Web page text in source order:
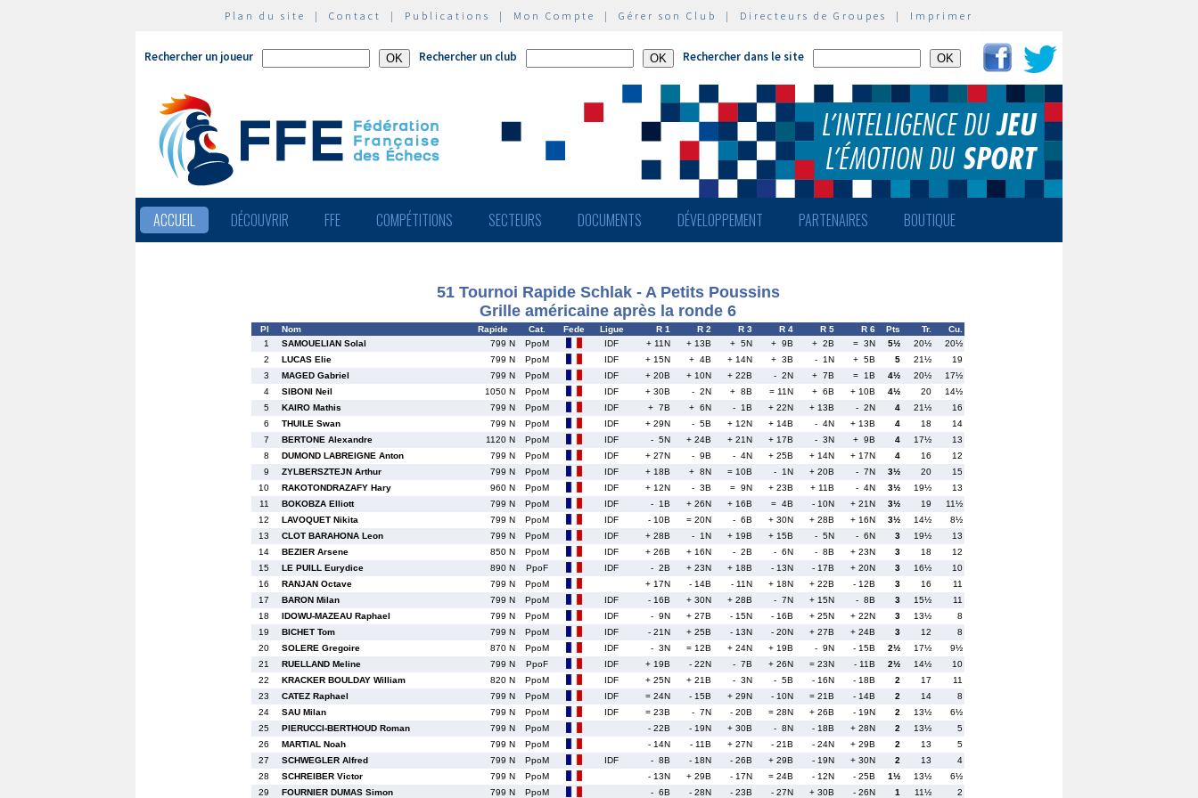
Plan du site | Contact | Publications | Mon Compte | Gérer son Club | Directeurs de Groupes | Imprimer
Rechercher un joueur Rechercher un club Rechercher dans le site
ACCUEIL DÉCOUVRIR FFE COMPÉTITIONS SECTEURS DOCUMENTS DÉVELOPPEMENT PARTENAIRES BOUTIQUE
51 Tournoi Rapide Schlak - A Petits Poussins
Grille américaine après la ronde 6
Pl Nom Rapide Cat. Fede Ligue R 1 R 2 R 3 R 4 R 5 R 6 Pts Tr.
Cu.
1
SAMOUELIAN Solal 799 N PpoM IDF + 11N + 13B + 5N + 9B + 2B = 3N 5½ 20½
20½
2
LUCAS Elie 799 N PpoM IDF + 15N + 4B + 14N + 3B - 1N + 5B 5 21½
19
3
MAGED Gabriel 799 N PpoM IDF + 20B + 10N + 22B - 2N + 7B = 1B 4½ 20½
17½
4
SIBONI Neil 1050 N PpoM IDF + 30B - 2N + 8B = 11N + 6B + 10B 4½ 20
14½
5
KAIRO Mathis 799 N PpoM IDF + 7B + 6N - 1B + 22N + 13B - 2N 4 21½
16
6
THUILE Swan 799 N PpoM IDF + 29N - 5B + 12N + 14B - 4N + 13B 4 18
14
7
BERTONE Alexandre 1120 N PpoM IDF - 5N + 24B + 21N + 17B - 3N + 9B 4 17½
13
8
DUMOND LABREIGNE Anton 799 N PpoM IDF + 27N - 9B - 4N + 25B + 14N + 17N 4 16
12
9
ZYLBERSZTEJN Arthur 799 N PpoM IDF + 18B + 8N = 10B - 1N + 20B - 7N 3½ 20
15
10
RAKOTONDRAZAFY Hary 960 N PpoM IDF + 12N - 3B = 9N + 23B + 11B - 4N 3½ 19½
13
11
BOKOBZA Elliott 799 N PpoM IDF - 1B + 26N + 16B = 4B - 10N + 21N 3½ 19
11½
12
LAVOQUET Nikita 799 N PpoM IDF - 10B = 20N - 6B + 30N + 28B + 16N 3½ 14½
8½
13
CLOT BARAHONA Leon 799 N PpoM IDF + 28B - 1N + 19B + 15B - 5N - 6N 3 19½
13
14
BEZIER Arsene 850 N PpoM IDF + 26B + 16N - 2B - 6N - 8B + 23N 3 18
12
15
LE PUILL Eurydice 890 N PpoF IDF - 2B + 23N + 18B - 13N - 17B + 20N 3 16½
10
16
RANJAN Octave 799 N PpoM + 17N - 14B - 11N + 18N + 22B - 12B 3 16
11
17
BARON Milan 799 N PpoM IDF - 16B + 30N + 28B - 7N + 15N - 8B 3 15½
11
18
IDOWU-MAZEAU Raphael 799 N PpoM IDF - 9N + 27B - 15N - 16B + 25N + 22N 3 13½
8
19
BICHET Tom 799 N PpoM IDF - 21N + 25B - 13N - 20N + 27B + 24B 3 12
8
20
SOLERE Gregoire 870 N PpoM IDF - 3N = 12B + 24N + 19B - 9N - 15B 2½ 17½
9½
21
RUELLAND Meline 799 N PpoF IDF + 19B - 22N - 7B + 26N = 23N - 11B 2½ 14½
10
22
KRACKER BOULDAY William 820 N PpoM IDF + 25N + 21B - 3N - 5B - 16N - 18B 2 17
11
23
CATEZ Raphael 799 N PpoM IDF = 24N - 15B + 29N - 10N = 21B - 14B 2 14
8
24
SAU Milan 799 N PpoM IDF = 23B - 7N - 20B = 28N + 26B - 19N 2 13½
6½
25
PIERUCCI-BERTHOUD Roman 799 N PpoM - 22B - 19N + 30B - 8N - 18B + 28N 2 13½
5
26
MARTIAL Noah 799 N PpoM - 14N - 11B + 27N - 21B - 24N + 29B 2 13
5
27
SCHWEGLER Alfred 799 N PpoM IDF - 8B - 18N - 26B + 29B - 19N + 30N 2 13
4
28
SCHREIBER Victor 799 N PpoM - 13N + 29B - 17N = 24B - 12N - 25B 1½ 13½
6½
29
FOURNIER DUMAS Simon 799 N PpoM - 6B - 28N - 23B - 27N + 30B - 26N 1 11½ 2